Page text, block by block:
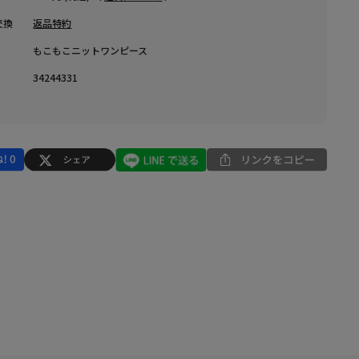
換
返品特約
もこもこニットワンピース
34244331